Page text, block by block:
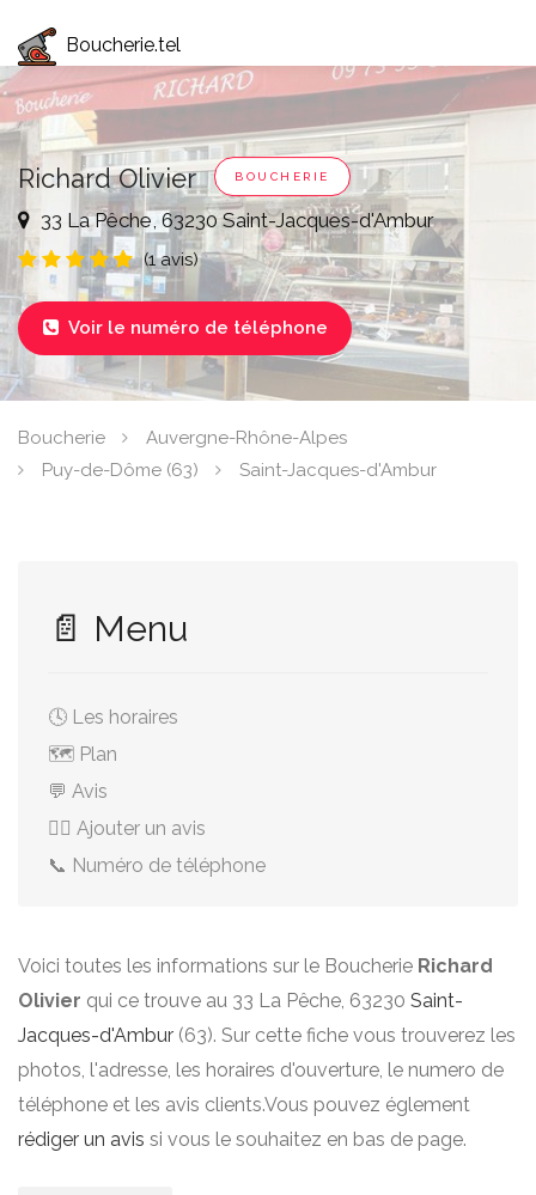
Boucherie.tel
Richard Olivier BOUCHERIE
33 La Pêche, 63230 Saint-Jacques-d'Ambur
(1 avis)
 Voir le numéro de téléphone
Boucherie
Auvergne-Rhône-Alpes
Puy-de-Dôme (63)
Saint-Jacques-d'Ambur
📄 Menu
🕓 Les horaires
🗺️ Plan
💬 Avis
✍🏻 Ajouter un avis
📞 Numéro de téléphone
Voici toutes les informations sur le Boucherie Richard
Olivier qui ce trouve au 33 La Pêche, 63230 Saint-
Jacques-d'Ambur (63). Sur cette fiche vous trouverez les
photos, l'adresse, les horaires d'ouverture, le numero de
téléphone et les avis clients.Vous pouvez églement
rédiger un avis si vous le souhaitez en bas de page.